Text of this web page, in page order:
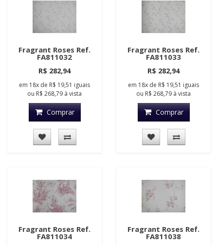
Fragrant Roses Ref.
FA811032
R$ 282,94
em 18x de R$ 19,51 iguais
ou R$ 268,79 à vista
Comprar
Fragrant Roses Ref.
FA811033
R$ 282,94
em 18x de R$ 19,51 iguais
ou R$ 268,79 à vista
Comprar
Fragrant Roses Ref.
FA811034
Fragrant Roses Ref.
FA811038